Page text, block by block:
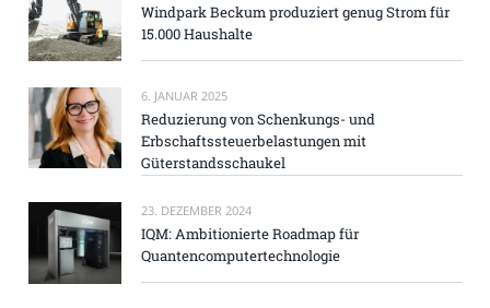
Windpark Beckum produziert genug Strom für
15.000 Haushalte
6. JANUAR 2025
Reduzierung von Schenkungs- und
Erbschaftssteuerbelastungen mit
Güterstandsschaukel
23. DEZEMBER 2024
IQM: Ambitionierte Roadmap für
Quantencomputertechnologie